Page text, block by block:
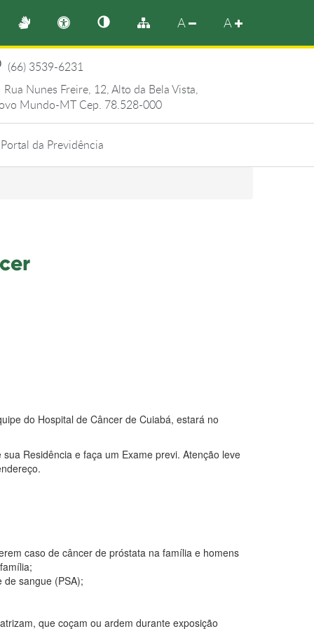
A A
(66) 3539-6231
Rua Nunes Freire, 12, Alto da Bela Vista,
Mundo-MT Cep. 78.528-000
Portal da Previdência
do Hospital de Câncer de Cuiabá, estará no
Residência e faça um Exame previ. Atenção leve
caso de câncer de próstata na família e homens
sangue (PSA);
que coçam ou ardem durante exposição